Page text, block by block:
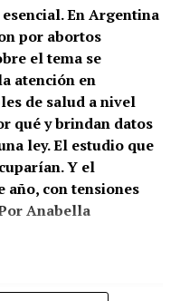
En Argentina
por abortos
el tema se
atención en
de salud a nivel
qué y brindan datos
ley. El estudio que
Y el
año, con tensiones
Anabella